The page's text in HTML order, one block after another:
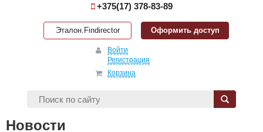
+375(17) 378-83-89
Эталон.Findirector Оформить доступ
Войти
Регистрация
Корзина
Новости